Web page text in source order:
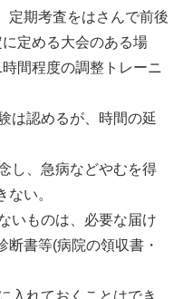
定期考査をはさんで前後
定める大会のある場
間程度の調整トレーニ
は認めるが、時間の延
し、急病などやむを得
い。
いものは、必要な届け
断書等(病院の領収書・
入れておくことはでき